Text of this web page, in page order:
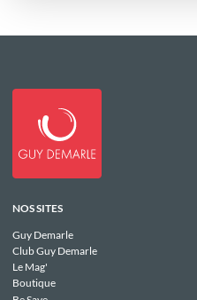
NOS SITES
Guy Demarle
Club Guy Demarle
Le Mag'
Boutique